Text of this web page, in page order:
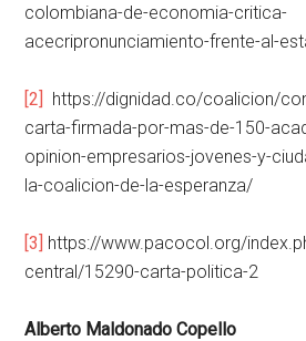
colombiana-de-economia-critica-
acecripronunciamiento-frente-al-
[2] https://dignidad.co/coalicion/
carta-firmada-por-mas-de-150-
opinion-empresarios-jovenes-y-
la-coalicion-de-la-esperanza/
[3] https://www.pacocol.org/
central/15290-carta-politica-2
Alberto Maldonado Copello